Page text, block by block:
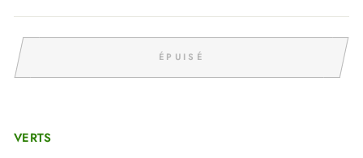
ÉPUISÉ
VERTS